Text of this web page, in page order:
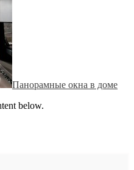
Панорамные окна в доме
below.